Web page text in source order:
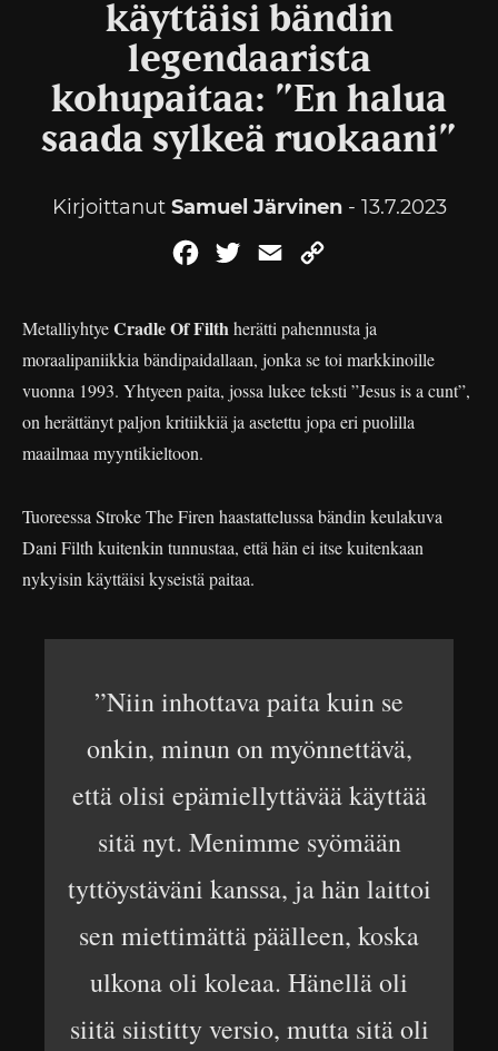
käyttäisi bändin
legendaarista
kohupaitaa: ”En halua
saada sylkeä ruokaani”
Kirjoittanut Samuel Järvinen- 13.7.2023
FacebookTwitterEmail
MetalliyhtyeCradle Of Filthherätti pahennusta ja
moraalipaniikkia bändipaidallaan, jonka se toi markkinoille
vuonna 1993. Yhtyeen paita, jossa lukee teksti ”Jesus is a cunt”,
on herättänyt paljon kritiikkiä ja asetettu jopa eri puolilla
maailmaa myyntikieltoon.
Tuoreessa Stroke The Firen haastattelussa bändin keulakuva
Dani Filth kuitenkin tunnustaa, että hän ei itse kuitenkaan
nykyisin käyttäisi kyseistä paitaa.
”Niin inhottava paita kuin se
onkin, minun on myönnettävä,
että olisi epämiellyttävää käyttää
sitä nyt. Menimme syömään
tyttöystäväni kanssa, ja hän laittoi
sen miettimättä päälleen, koska
ulkona oli koleaa. Hänellä oli
siitä siistitty versio, mutta sitä oli